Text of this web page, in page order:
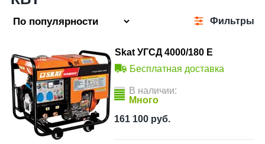
Фильтры
Skat УГСД 4000/180 Е
Бесплатная доставка
В наличии:
Много
161 100 руб.